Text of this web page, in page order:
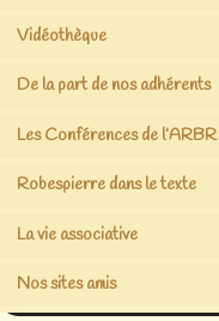
Vidéothèque
De la part de nos adhérents
Les Conférences de l’ARBR
Robespierre dans le texte
La vie associative
Nos sites amis